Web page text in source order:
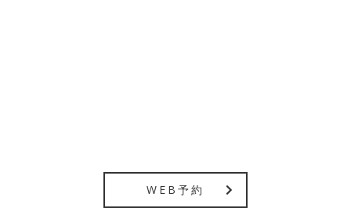
WEB予約